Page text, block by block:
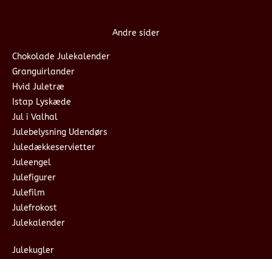
Andre sider
Chokolade Julekalender
Granguirlander
Hvid Juletræ
Istap Lyskæde
Jul i Valhal
Julebelysning Udendørs
Juledækkeservietter
Juleengel
Julefigurer
Julefilm
Julefrokost
Julekalender
Julekugler